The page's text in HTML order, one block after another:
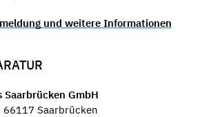
und weitere Informationen
Saarbrücken GmbH
66117 Saarbrücken